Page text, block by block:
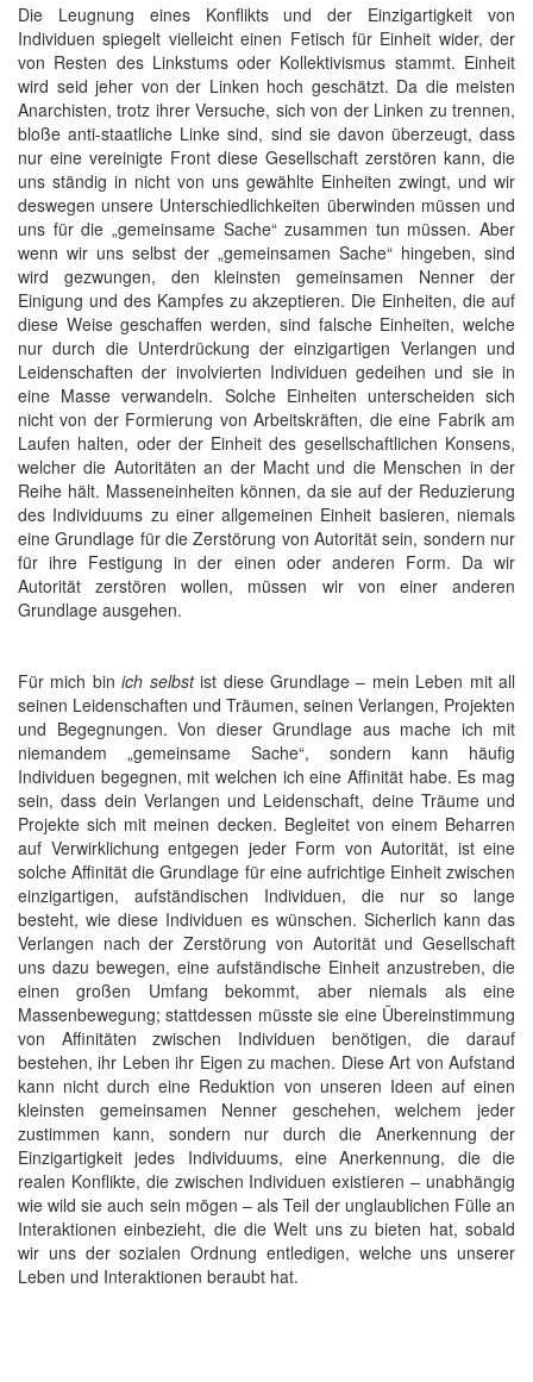
Die Leugnung eines Konflikts und der Einzigartigkeit von
Individuen spiegelt vielleicht einen Fetisch für Einheit wider, der
von Resten des Linkstums oder Kollektivismus stammt. Einheit
wird seid jeher von der Linken hoch geschätzt. Da die meisten
Anarchisten, trotz ihrer Versuche, sich von der Linken zu trennen,
bloße anti-staatliche Linke sind, sind sie davon überzeugt, dass
nur eine vereinigte Front diese Gesellschaft zerstören kann, die
uns ständig in nicht von uns gewählte Einheiten zwingt, und wir
deswegen unsere Unterschiedlichkeiten überwinden müssen und
uns für die „gemeinsame Sache“ zusammen tun müssen. Aber
wenn wir uns selbst der „gemeinsamen Sache“ hingeben, sind
wird gezwungen, den kleinsten gemeinsamen Nenner der
Einigung und des Kampfes zu akzeptieren. Die Einheiten, die auf
diese Weise geschaffen werden, sind falsche Einheiten, welche
nur durch die Unterdrückung der einzigartigen Verlangen und
Leidenschaften der involvierten Individuen gedeihen und sie in
eine Masse verwandeln. Solche Einheiten unterscheiden sich
nicht von der Formierung von Arbeitskräften, die eine Fabrik am
Laufen halten, oder der Einheit des gesellschaftlichen Konsens,
welcher die Autoritäten an der Macht und die Menschen in der
Reihe hält. Masseneinheiten können, da sie auf der Reduzierung
des Individuums zu einer allgemeinen Einheit basieren, niemals
eine Grundlage für die Zerstörung von Autorität sein, sondern nur
für ihre Festigung in der einen oder anderen Form. Da wir
Autorität zerstören wollen, müssen wir von einer anderen
Grundlage ausgehen.
Für mich binich selbstist diese Grundlage – mein Leben mit all
seinen Leidenschaften und Träumen, seinen Verlangen, Projekten
und Begegnungen. Von dieser Grundlage aus mache ich mit
niemandem „gemeinsame Sache“, sondern kann häufig
Individuen begegnen, mit welchen ich eine Affinität habe. Es mag
sein, dass dein Verlangen und Leidenschaft, deine Träume und
Projekte sich mit meinen decken. Begleitet von einem Beharren
auf Verwirklichung entgegen jeder Form von Autorität, ist eine
solche Affinität die Grundlage für eine aufrichtige Einheit zwischen
einzigartigen, aufständischen Individuen, die nur so lange
besteht, wie diese Individuen es wünschen. Sicherlich kann das
Verlangen nach der Zerstörung von Autorität und Gesellschaft
uns dazu bewegen, eine aufständische Einheit anzustreben, die
einen großen Umfang bekommt, aber niemals als eine
Massenbewegung; stattdessen müsste sie eine Übereinstimmung
von Affinitäten zwischen Individuen benötigen, die darauf
bestehen, ihr Leben ihr Eigen zu machen. Diese Art von Aufstand
kann nicht durch eine Reduktion von unseren Ideen auf einen
kleinsten gemeinsamen Nenner geschehen, welchem jeder
zustimmen kann, sondern nur durch die Anerkennung der
Einzigartigkeit jedes Individuums, eine Anerkennung, die die
realen Konflikte, die zwischen Individuen existieren – unabhängig
wie wild sie auch sein mögen – als Teil der unglaublichen Fülle an
Interaktionen einbezieht, die die Welt uns zu bieten hat, sobald
wir uns der sozialen Ordnung entledigen, welche uns unserer
Leben und Interaktionen beraubt hat.